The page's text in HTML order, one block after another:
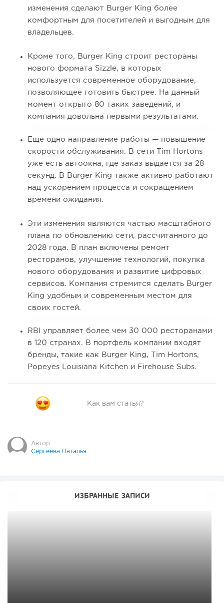
изменения сделают Burger King более
комфортным для посетителей и выгодным для
владельцев.
Кроме того, Burger King строит рестораны
нового формата Sizzle, в которых
используется современное оборудование,
позволяющее готовить быстрее. На данный
момент открыто 80 таких заведений, и
компания довольна первыми результатами.
Еще одно направление работы — повышение
скорости обслуживания. В сети Tim Hortons
уже есть автоокна, где заказ выдается за 28
секунд. В Burger King также активно работают
над ускорением процесса и сокращением
времени ожидания.
Эти изменения являются частью масштабного
плана по обновлению сети, рассчитанного до
2028 года. В план включены ремонт
ресторанов, улучшение технологий, покупка
нового оборудования и развитие цифровых
сервисов. Компания стремится сделать Burger
King удобным и современным местом для
своих гостей.
RBI управляет более чем 30 000 ресторанами
в 120 странах. В портфель компании входят
бренды, такие как Burger King, Tim Hortons,
Popeyes Louisiana Kitchen и Firehouse Subs.
Как вам статья?
Автор
Сергеева Наталья
ИЗБРАННЫЕ ЗАПИСИ